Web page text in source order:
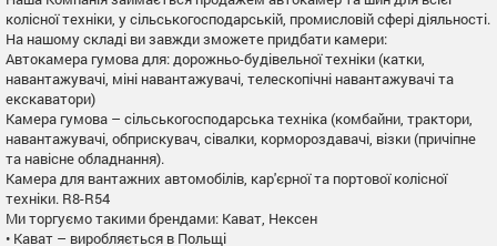
колісної техніки, у сільськогосподарській, промисловій сфері діяльності.
На нашому складі ви завжди зможете придбати камери:
Автокамера гумова для: дорожньо-будівельної техніки (катки,
навантажувачі, міні навантажувачі, телескопічні навантажувачі та
екскаватори)
Камера гумова – сільськогосподарська техніка (комбайни, трактори,
навантажувачі, обприскувач, сівалки, кормороздавачі, візки (причіпне
та навісне обладнання).
Камера для вантажних автомобілів, кар'єрної та портової колісної
техніки. R8-R54
Ми торгуємо такими брендами: Кават, Нексен
• Кават – виробляється в Польщі